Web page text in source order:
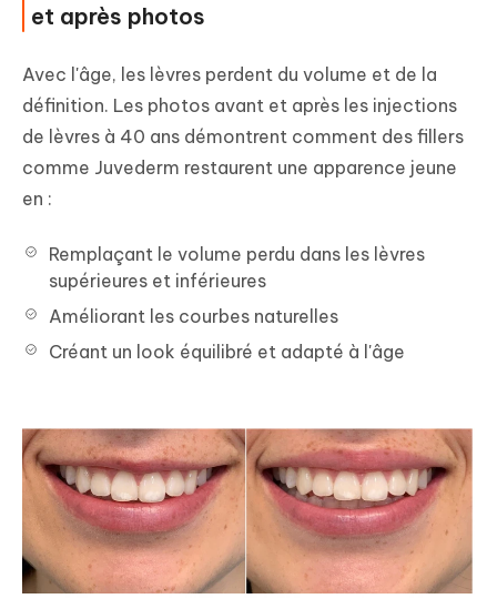
et après photos
Avec l'âge, les lèvres perdent du volume et de la
définition. Les photos avant et après les injections
de lèvres à 40 ans démontrent comment des fillers
comme Juvederm restaurent une apparence jeune
en :
Remplaçant le volume perdu dans les lèvres
supérieures et inférieures
Améliorant les courbes naturelles
Créant un look équilibré et adapté à l'âge